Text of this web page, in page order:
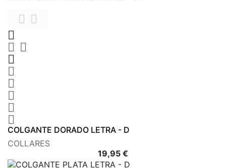
 

 






COLGANTE DORADO LETRA - D
COLLARES
19,95 €